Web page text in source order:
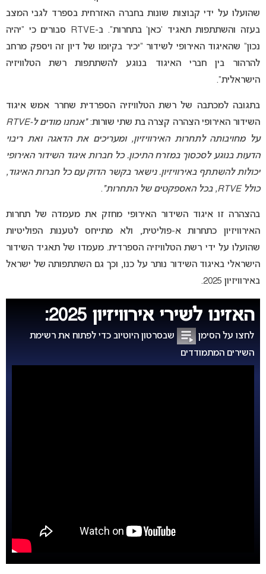
שהועלו על ידי קבוצות שונות בחברה האזרחית בספרד לגבי המצב
בעזה והשתתפות תאגיד ‘כאן’ בתחרות”. ב-RTVE סבורים כי “יהיה
נכון” שהאיגוד האירופי לשידור “יכיר בקיומו של דיון זה ויספק מרחב
להרהור בין חברי האיגוד בנוגע להשתתפות רשת הטלוויזיה
הישראלית”.
בתגובה למכתבה של רשת הטלוויזיה הספרדית שחרר אמש איגוד
השידור האירופי הצהרה קצרה בת שתי שורות:
“אנחנו מודים ל-RTVE
על מחויבותה לתחרות האירוויזיון, ומעריכים את הדאגה ואת ריבוי
הדעות בנוגע לסכסוך במזרח התיכון. כל חברות איגוד השידור האירופי
יכולות להשתתף באירוויזיון. נישאר בקשר הדוק עם כל חברות האיגוד,
כולל RTVE, בכל האספקטים של התחרות”
.
בהצהרה זו איגוד השידור האירופי מחזק את מעמדה של תחרות
האירוויזיון כתחרות א-פוליטית, ולא מתייחס לטענות הפוליטיות
שהועלו על ידי רשת הטלוויזיה הספרדית. מעמדו של תאגיד השידור
הישראלי באיגוד השידור נותר על כנו, וכך גם השתתפותה של ישראל
באירוויזיון 2025.
האזינו לשירי אירוויזיון 2025:
לחצו על הסימן
שבסרטון היוטיוב כדי לפתוח את רשימת
השירים המתמודדים